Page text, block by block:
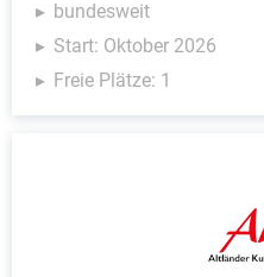
bundesweit
Start: Oktober 2026
Freie Plätze: 1